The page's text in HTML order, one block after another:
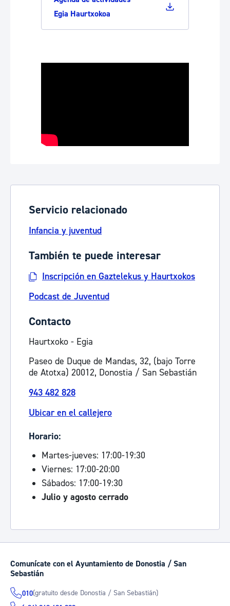
Egia Haurtxokoa
Servicio relacionado
Infancia y juventud
También te puede interesar
Inscripción en Gaztelekus y Haurtxokos
Podcast de Juventud
Contacto
Haurtxoko - Egia
Paseo de Duque de Mandas, 32, (bajo Torre
de Atotxa) 20012, Donostia / San Sebastián
943 482 828
Ubicar en el callejero
Horario:
Martes-jueves: 17:00-19:30
Viernes: 17:00-20:00
Sábados: 17:00-19:30
Julio y agosto cerrado
Comunícate con el Ayuntamiento de Donostia / San
Sebastián
010(gratuito desde Donostia / San Sebastián)